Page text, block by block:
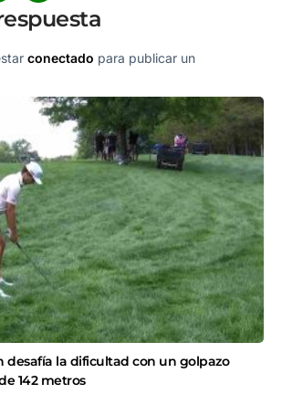
conectado para publicar un
desafía la dificultad con un golpazo
142 metros